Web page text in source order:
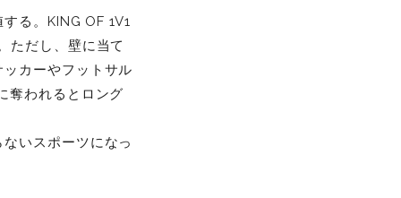
る。KING OF 1V1
ただし、壁に当て
カーやフットサル
奪われるとロング
いスポーツになっ